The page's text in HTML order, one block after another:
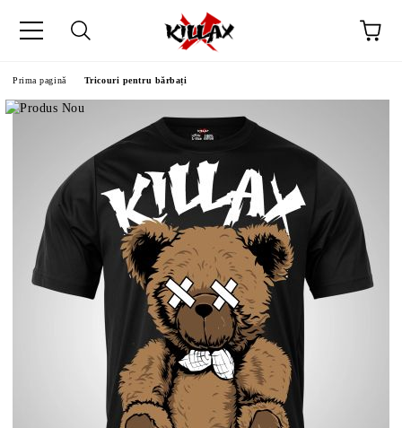
Prima pagină Tricouri pentru bărbați